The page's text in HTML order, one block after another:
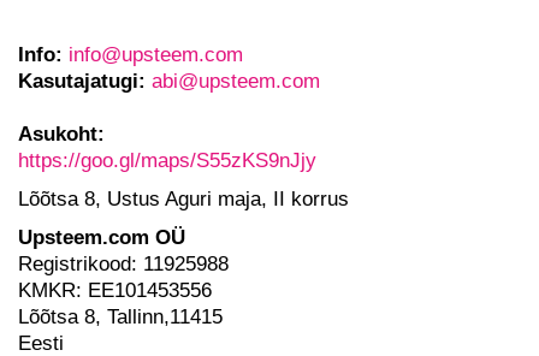
Info: info@upsteem.com
Kasutajatugi: abi@upsteem.com
Asukoht:
https://goo.gl/maps/S55zKS9nJjy
Lõõtsa 8, Ustus Aguri maja, II korrus
Upsteem.com OÜ
Registrikood: 11925988
KMKR: EE101453556
Lõõtsa 8, Tallinn,11415
Eesti